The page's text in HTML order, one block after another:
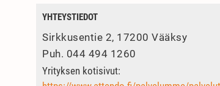
YHTEYSTIEDOT
Sirkkusentie 2, 17200 Vääksy
Puh. 044 494 1260
Yrityksen kotisivut: